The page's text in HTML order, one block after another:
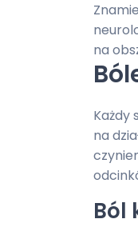
na
Każdy
na
Ból